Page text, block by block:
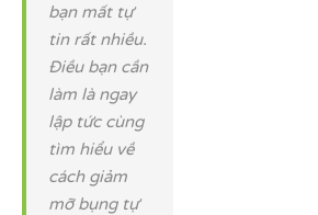
bạn mất tự
tin rất nhiều.
Điều bạn cần
làm là ngay
lập tức cùng
tìm hiểu về
cách giảm
mỡ bụng tự